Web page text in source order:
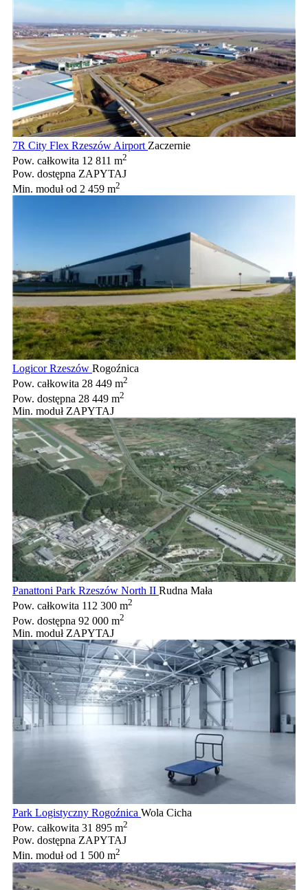
7R City Flex Rzeszów AirportZaczernie
Pow. całkowita 12 811 m2
Pow. dostępna ZAPYTAJ
Min. modułod 2 459 m2
Logicor Rzeszów Rogoźnica
Pow. całkowita 28 449 m2
Pow. dostępna 28 449 m2
Min. moduł ZAPYTAJ
Panattoni Park Rzeszów North II Rudna Mała
Pow. całkowita 112 300 m2
Pow. dostępna 92 000 m2
Min. moduł ZAPYTAJ
Park Logistyczny Rogoźnica Wola Cicha
Pow. całkowita 31 895 m2
Pow. dostępna ZAPYTAJ
Min. modułod 1 500 m2